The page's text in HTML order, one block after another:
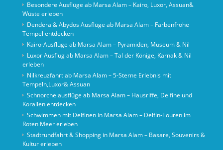
Besondere Ausflüge ab Marsa Alam – Kairo, Luxor, Assuan&
Wüste erleben
Dendera & Abydos Ausflüge ab Marsa Alam – Farbenfrohe
Tempel entdecken
Kairo-Ausflüge ab Marsa Alam – Pyramiden, Museum & Nil
Luxor Ausflug ab Marsa Alam – Tal der Könige, Karnak & Nil
erleben
Nilkreuzfahrt ab Marsa Alam – 5-Sterne Erlebnis mit
Tempeln,Luxor& Assuan
Schnorchelausflüge ab Marsa Alam – Hausriffe, Delfine und
Korallen entdecken
Schwimmen mit Delfinen in Marsa Alam – Delfin-Touren im
Roten Meer erleben
Stadtrundfahrt & Shopping in Marsa Alam – Basare, Souvenirs &
Kultur erleben